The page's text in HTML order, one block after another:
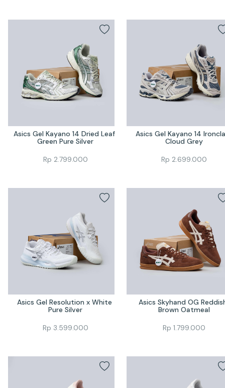
Asics Gel Kayano 14 Dried Leaf
Green Pure Silver
Rp 2.799.000
Asics Gel Kayano 14
Cloud Grey
Rp 2.699.000
Asics Gel Resolution x White
Pure Silver
Rp 3.599.000
Asics Skyhand OG
Brown Oatmeal
Rp 1.799.000